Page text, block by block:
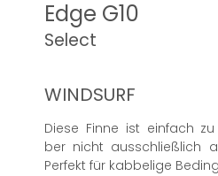
Edge G10
Select
WINDSURF
Diese Finne ist einfach
ber nicht ausschließlich
Perfekt für kabbelige